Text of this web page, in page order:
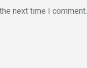
next time I comment.